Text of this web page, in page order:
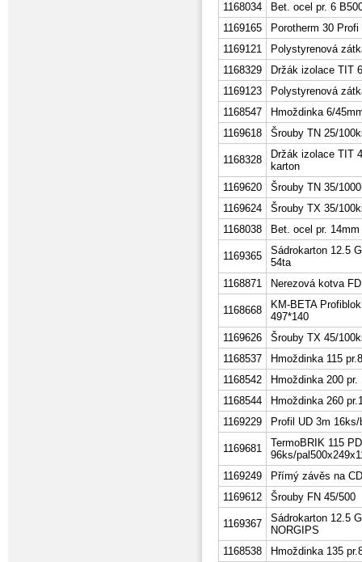
1168034
Bet. ocel pr. 6
1169165
Porotherm 30
1169121
Polystyrenová
1168329
Držák izolace TIT
1169123
Polystyrenová
1168547
Hmoždinka 6/
1169618
Šrouby TN 25/
1168328
Držák izolace TIT
karton
1169620
Šrouby TN 35/
1169624
Šrouby TX 35/
1168038
Bet. ocel pr. 14mm
1169365
Sádrokarton 12.5
54ta
1168871
Nerezová kotva
1168668
KM-BETA
497*140
1169626
Šrouby TX 45/
1168537
Hmoždinka 115
1168542
Hmoždinka 200
1168544
Hmoždinka 260
1169229
Profil UD 3m
1169681
TermoBRIK 115
96ks/
1169249
Přímý závěs na
1169612
Šrouby FN 45/500
1169367
Sádrokarton 12.5
NORGIPS
1168538
Hmoždinka 135